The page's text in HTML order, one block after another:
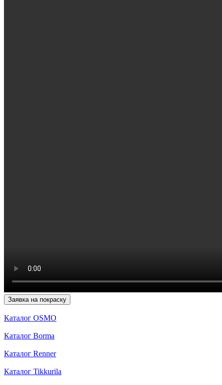
Заявка на покраску
Каталог OSMO
Каталог Borma
Каталог Renner
Каталог Tikkurila